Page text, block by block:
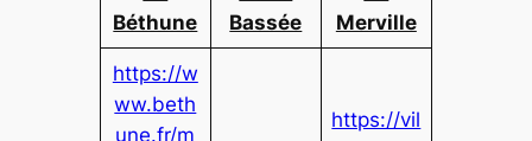
Béthune
Bassée
Merville
https://w
ww.beth
une.fr/m
https://vil